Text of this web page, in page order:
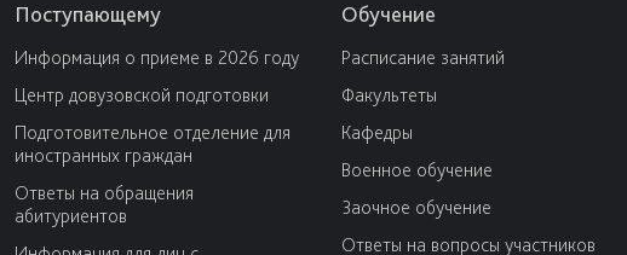
Поступающему
Информация о приеме в 2026 году
Центр довузовской подготовки
Подготовительное отделение для
иностранных граждан
Ответы на обращения
абитуриентов
Обучение
Расписание занятий
Факультеты
Кафедры
Военное обучение
Заочное обучение
Ответы на вопросы участников